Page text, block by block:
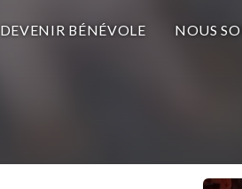
DEVENIR BÉNÉVOLE NOUS